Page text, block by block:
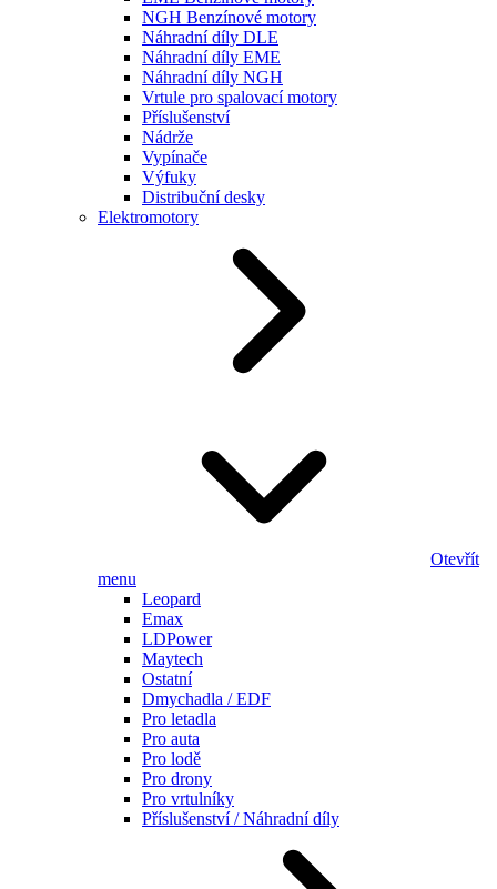
NGH Benzínové motory
Náhradní díly DLE
Náhradní díly EME
Náhradní díly NGH
Vrtule pro spalovací motory
Příslušenství
Nádrže
Vypínače
Výfuky
Distribuční desky
Elektromotory
Otevřít
menu
Leopard
Emax
LDPower
Maytech
Ostatní
Dmychadla / EDF
Pro letadla
Pro auta
Pro lodě
Pro drony
Pro vrtulníky
Příslušenství / Náhradní díly